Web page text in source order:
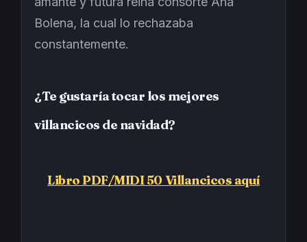
Bolena, la cual lo rechazaba
constantemente.
¿Te gustaría tocar los mejores
villancicos de navidad?
Libro PDF/MIDI 50 Villancicos aquí